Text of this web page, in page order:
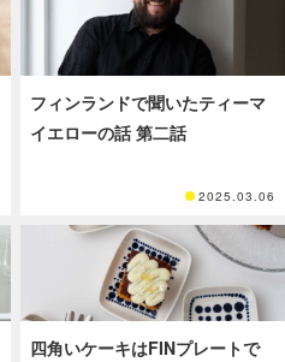
フィンランドで聞いたティーマ
イエローの話 第二話
2025.03.06
四角いケーキはFINプレートで